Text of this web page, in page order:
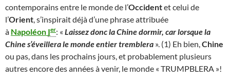
contemporains entre le monde de l’Occidentet celui de
l’Orient, s’inspirait déjà d’une phrase attribuée
à Napoléon Ier: « Laissez donc la Chine dormir, car lorsque la
Chine s’éveillera le monde entier tremblera ». (1) Eh bien,Chine
ou pas, dans les prochains jours, et probablement plusieurs
autres encore des années à venir, le monde « TRUMPBLERA »!